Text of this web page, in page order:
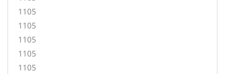
1105
1105
1105
1105
1105